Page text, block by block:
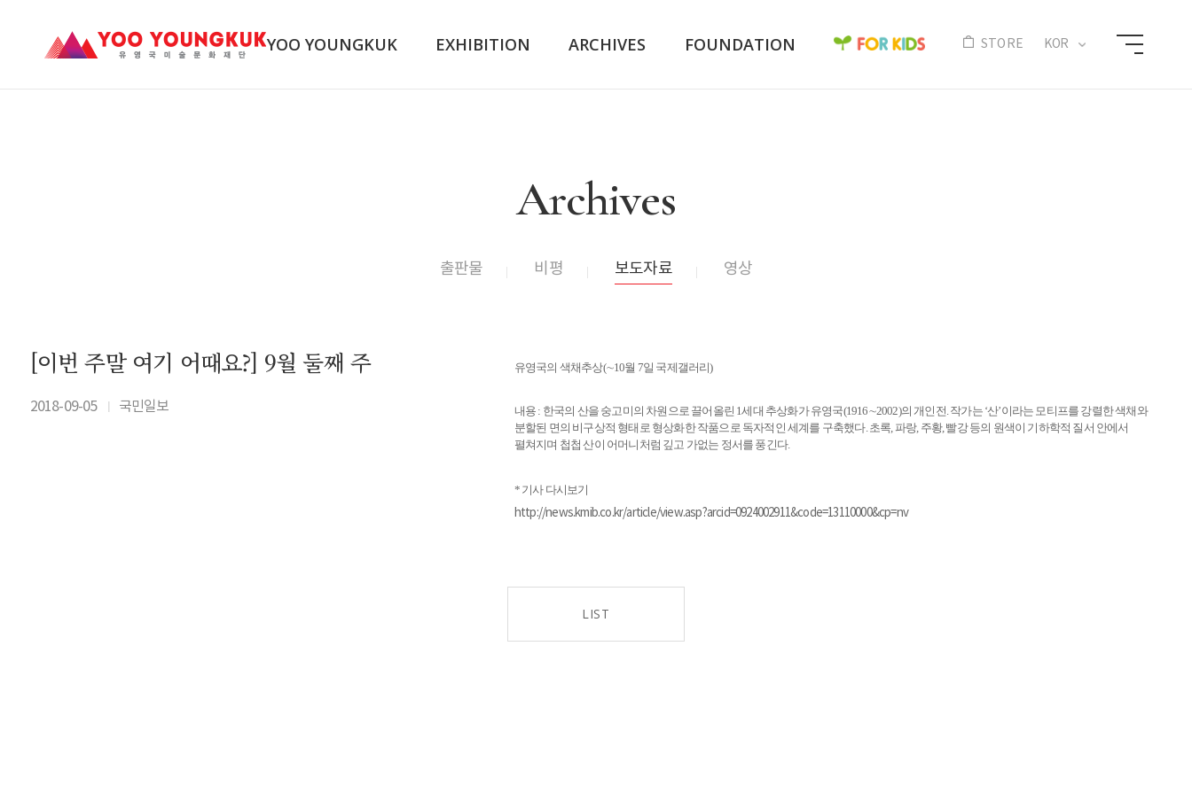
YOO YOUNGKUK EXHIBITION ARCHIVES FOUNDATION STORE KOR
Archives
출판물 비평 보도자료 영상
[이번 주말 여기 어때요?] 9월 둘째 주
2018-09-05 국민일보
유영국의 색채추상(∼10월 7일 국제갤러리)
내용 : 한국의 산을 숭고미의 차원으로 끌어올린 1세대 추상화가 유영국(1916∼2002)의 개인전. 작가는 ‘산’이라는 모티프를 강렬한 색채와
분할된 면의 비구상적 형태로 형상화한 작품으로 독자적인 세계를 구축했다. 초록, 파랑, 주황, 빨강 등의 원색이 기하학적 질서 안에서
펼쳐지며 첩첩 산이 어머니처럼 깊고 가없는 정서를 풍긴다.
* 기사 다시보기
http://news.kmib.co.kr/article/view.asp?arcid=0924002911&code=13110000&cp=nv
LIST